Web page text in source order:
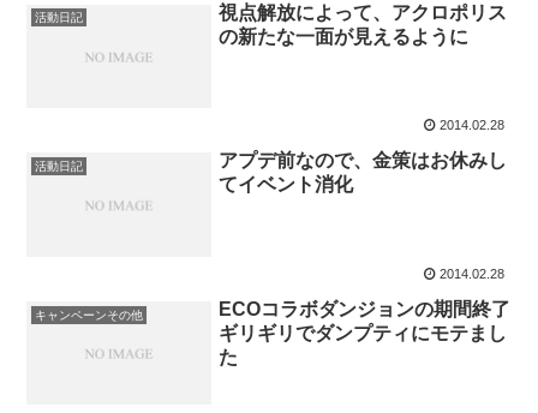
活動日記
視点解放によって、アクロポリス
の新たな一面が見えるように
2014.02.28
活動日記
アプデ前なので、金策はお休みし
てイベント消化
2014.02.28
キャンペーンその他
ECOコラボダンジョンの期間終了
ギリギリでダンプティにモテまし
た